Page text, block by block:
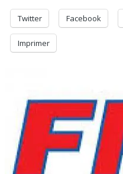
Twitter Facebook
Imprimer